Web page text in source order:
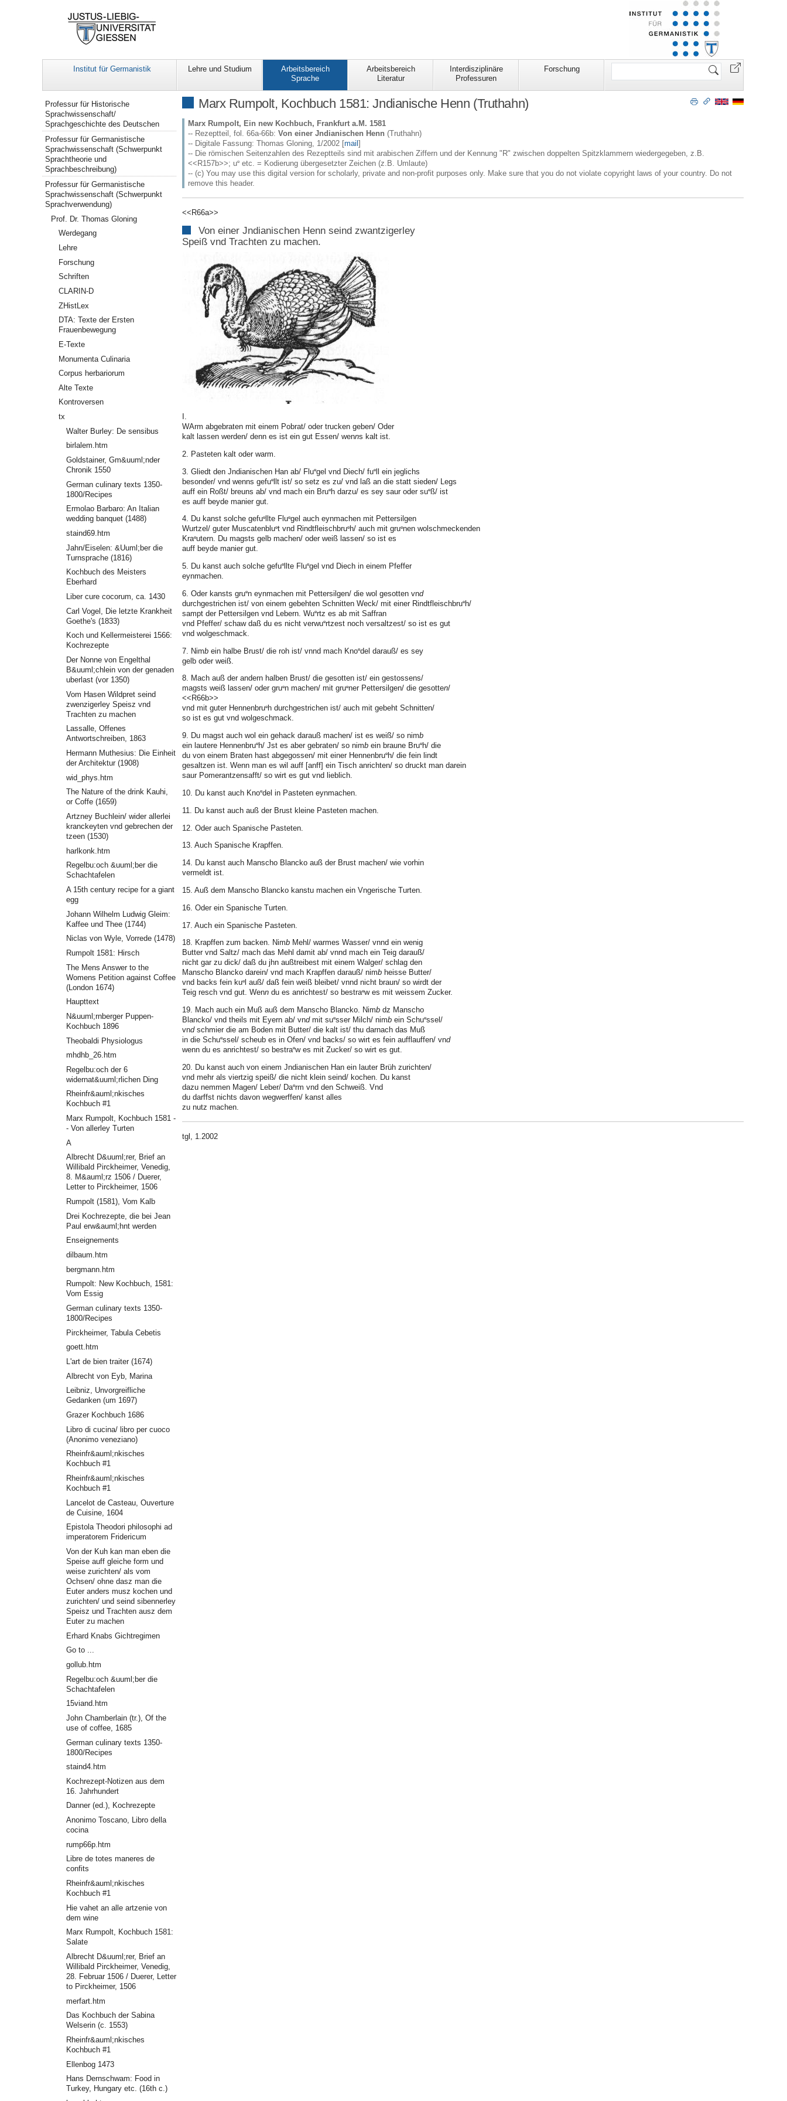
Institut für Germanistik Lehre und Studium
Arbeitsbereich
Sprache
Arbeitsbereich
Literatur
Interdisziplinäre
Professuren
Forschung
Website
Marx Rumpolt, Kochbuch 1581: Jndianische Henn (Truthahn)
Marx Rumpolt, Ein new Kochbuch, Frankfurt a.M. 1581
-- Rezeptteil, fol. 66a-66b:Von einer Jndianischen Henn (Truthahn)
-- Digitale Fassung: Thomas Gloning, 1/2002 [mail]
-- Die römischen Seitenzahlen des Rezeptteils sind mit arabischen Ziffern und der Kennung "R" zwischen doppelten Spitzklammern wiedergegeben, z.B.
<<R157b>>; ue etc. = Kodierung übergesetzter Zeichen (z.B. Umlaute)
-- (c) You may use this digital version for scholarly, private and non-profit purposes only. Make sure that you do not violate copyright laws of your country. Do not
remove this header.
<<R66a>>
Von einer Jndianischen Henn seind zwantzigerley
Speiß vnd Trachten zu machen.
WArm abgebraten mit einem Pobrat/ oder trucken geben/ Oder
kalt lassen werden/ denn es ist ein gut Essen/ wenns kalt ist.
2. Pasteten kalt oder warm.
3. Gliedt den Jndianischen Han ab/ Fluegel vnd Diech/ fuell ein jeglichs
besonder/ vnd wenns gefuellt ist/ so setz es zu/ vnd laß an die statt sieden/ Legs
auff ein Roßt/ breuns ab/ vnd mach ein Brueh darzu/ es sey saur oder sueß/ ist
es auff beyde manier gut.
4. Du kanst solche gefue llte Fluegel auch eynmachen mit Pettersilgen
Wurtzel/ guter Muscatenbluet vnd Rindtfleischbrue h/ auch mit gruenen wolschmeckenden
Kraeutern. Du magsts gelb machen/ oder weiß lassen/ so ist es
auff beyde manier gut.
5. Du kanst auch solche gefue llte Fluegel vnd Diech in einem Pfeffer
eynmachen.
6. Oder kansts gruen eynmachen mit Pettersilgen/ die wol gesotten vnd
durchgestrichen ist/ von einem gebehten Schnitten Weck/ mit einer Rindtfleischbrue h/
sampt der Pettersilgen vnd Lebern. Wuertz es ab mit Saffran
vnd Pfeffer/ schaw daß du es nicht verwuertzest noch versaltzest/ so ist es gut
vnd wolgeschmack.
7. Nimb ein halbe Brust/ die roh ist/ vnnd mach Knoedel darauß/ es sey
gelb oder weiß.
8. Mach auß der andern halben Brust/ die gesotten ist/ ein gestossens/
magsts weiß lassen/ oder gruen machen/ mit gruener Pettersilgen/ die gesotten/
<<R66b>>
vnd mit guter Hennenbrue h durchgestrichen ist/ auch mit gebeht Schnitten/
so ist es gut vnd wolgeschmack.
9. Du magst auch wol ein gehack darauß machen/ ist es weiß/ so nimb
ein lautere Hennenbrue h/ Jst es aber gebraten/ so nimb ein braune Brue h/ die
du von einem Braten hast abgegossen/ mit einer Hennenbrue h/ die fein lindt
gesaltzen ist. Wenn man es wil auff [anff] ein Tisch anrichten/ so druckt man darein
saur Pomerantzensafft/ so wirt es gut vnd lieblich.
10. Du kanst auch Knoedel in Pasteten eynmachen.
11. Du kanst auch auß der Brust kleine Pasteten machen.
12. Oder auch Spanische Pasteten.
13. Auch Spanische Krapffen.
14. Du kanst auch Manscho Blancko auß der Brust machen/ wie vorhin
vermeldt ist.
15. Auß dem Manscho Blancko kanstu machen ein Vngerische Turten.
16. Oder ein Spanische Turten.
17. Auch ein Spanische Pasteten.
18. Krapffen zum backen. Nimb Mehl/ warmes Wasser/ vnnd ein wenig
Butter vnd Saltz/ mach das Mehl damit ab/ vnnd mach ein Teig darauß/
nicht gar zu dick/ daß du jhn außtreibest mit einem Walger/ schlag den
Manscho Blancko darein/ vnd mach Krapffen darauß/ nimb heisse Butter/
vnd backs fein kue
l auß/ daß fein weiß bleibet/ vnnd nicht braun/ so wirdt der
Teig resch vnd gut. Wenn du es anrichtest/ so bestraew es mit weissem Zucker.
19. Mach auch ein Muß auß dem Manscho Blancko. Nimb dz Manscho
Blancko/ vnd theils mit Eyern ab/ vndmit suesser Milch/ nimb ein Schuessel/
vndschmier die am Boden mit Butter/ die kalt ist/ thu darnach das Muß
in die Schuessel/ scheub es in Ofen/ vnd backs/ so wirt es fein aufflauffen/ vnd
wenn du es anrichtest/ so bestraew es mit Zucker/ so wirt es gut.
20. Du kanst auch von einem Jndianischen Han ein lauter Brüh zurichten/
vnd mehr als viertzig speiß/ die nicht klein seind/ kochen. Du kanst
dazu nemmen Magen/ Leber/ Daerm vnd den Schweiß. Vnd
du darffst nichts davon wegwerffen/ kanst alles
zu nutz machen.
tgl, 1.2002
Navigation
Professur für Historische
Sprachwissenschaft/
Sprachgeschichte des Deutschen
Professur für Germanistische
Sprachwissenschaft (Schwerpunkt
Sprachtheorie und
Sprachbeschreibung)
Professur für Germanistische
Sprachwissenschaft (Schwerpunkt
Sprachverwendung)
Prof. Dr. Thomas Gloning
Werdegang
Lehre
Forschung
Schriften
CLARIN-D
ZHistLex
DTA: Texte der Ersten
Frauenbewegung
E-Texte
Monumenta Culinaria
Corpus herbariorum
Alte Texte
Kontroversen
tx
Walter Burley: De sensibus
birlalem.htm
Goldstainer, Gm&uuml;nder
Chronik 1550
German culinary texts 1350-
1800/Recipes
Ermolao Barbaro: An Italian
wedding banquet (1488)
staind69.htm
Jahn/Eiselen: &Uuml;ber die
Turnsprache (1816)
Kochbuch des Meisters
Eberhard
Liber cure cocorum, ca. 1430
Carl Vogel, Die letzte Krankheit
Goethe's (1833)
Koch und Kellermeisterei 1566:
Kochrezepte
Der Nonne von Engelthal
B&uuml;chlein von der genaden
uberlast (vor 1350)
Vom Hasen Wildpret seind
zwenzigerley Speisz vnd
Trachten zu machen
Lassalle, Offenes
Antwortschreiben, 1863
Hermann Muthesius: Die Einheit
der Architektur (1908)
wid_phys.htm
The Nature of the drink Kauhi,
or Coffe (1659)
Artzney Buchlein/ wider allerlei
kranckeyten vnd gebrechen der
tzeen (1530)
harlkonk.htm
Regelbu:och &uuml;ber die
Schachtafelen
A 15th century recipe for a giant
egg
Johann Wilhelm Ludwig Gleim:
Kaffee und Thee (1744)
Niclas von Wyle, Vorrede (1478)
Rumpolt 1581: Hirsch
The Mens Answer to the
Womens Petition against Coffee
(London 1674)
Haupttext
N&uuml;rnberger Puppen-
Kochbuch 1896
Theobaldi Physiologus
mhdhb_26.htm
Regelbu:och der 6
widernat&uuml;rlichen Ding
Rheinfr&auml;nkisches
Kochbuch #1
Marx Rumpolt, Kochbuch 1581 -
- Von allerley Turten
A
Albrecht D&uuml;rer, Brief an
Willibald Pirckheimer, Venedig,
8. M&auml;rz 1506 / Duerer,
Letter to Pirckheimer, 1506
Rumpolt (1581), Vom Kalb
Drei Kochrezepte, die bei Jean
Paul erw&auml;hnt werden
Enseignements
dilbaum.htm
bergmann.htm
Rumpolt: New Kochbuch, 1581:
Vom Essig
German culinary texts 1350-
1800/Recipes
Pirckheimer, Tabula Cebetis
goett.htm
L'art de bien traiter (1674)
Albrecht von Eyb, Marina
Leibniz, Unvorgreifliche
Gedanken (um 1697)
Grazer Kochbuch 1686
Libro di cucina/ libro per cuoco
(Anonimo veneziano)
Rheinfr&auml;nkisches
Kochbuch #1
Rheinfr&auml;nkisches
Kochbuch #1
Lancelot de Casteau, Ouverture
de Cuisine, 1604
Epistola Theodori philosophi ad
imperatorem Fridericum
Von der Kuh kan man eben die
Speise auff gleiche form und
weise zurichten/ als vom
Ochsen/ ohne dasz man die
Euter anders musz kochen und
zurichten/ und seind sibennerley
Speisz und Trachten ausz dem
Euter zu machen
Erhard Knabs Gichtregimen
Go to ...
gollub.htm
Regelbu:och &uuml;ber die
Schachtafelen
15viand.htm
John Chamberlain (tr.), Of the
use of coffee, 1685
German culinary texts 1350-
1800/Recipes
staind4.htm
Kochrezept-Notizen aus dem
16. Jahrhundert
Danner (ed.), Kochrezepte
Anonimo Toscano, Libro della
cocina
rump66p.htm
Libre de totes maneres de
confits
Rheinfr&auml;nkisches
Kochbuch #1
Hie vahet an alle artzenie von
dem wine
Marx Rumpolt, Kochbuch 1581:
Salate
Albrecht D&uuml;rer, Brief an
Willibald Pirckheimer, Venedig,
28. Februar 1506 / Duerer, Letter
to Pirckheimer, 1506
merfart.htm
Das Kochbuch der Sabina
Welserin (c. 1553)
Rheinfr&auml;nkisches
Kochbuch #1
Ellenbog 1473
Hans Dernschwam: Food in
Turkey, Hungary etc. (16th c.)